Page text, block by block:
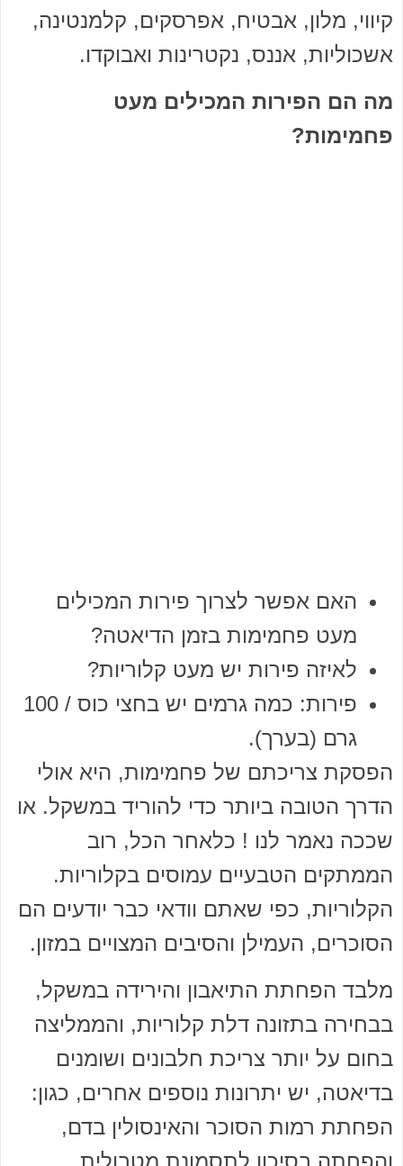
קיווי, מלון, אבטיח, אפרסקים, קלמנטינה,
אשכוליות, אננס, נקטרינות ואבוקדו.
מה הם הפירות המכילים מעט
פחמימות?
האם אפשר לצרוך פירות המכילים
מעט פחמימות בזמן הדיאטה?
לאיזה פירות יש מעט קלוריות?
פירות: כמה גרמים יש בחצי כוס / 100
גרם (בערך).
הפסקת צריכתם של פחמימות, היא אולי
הדרך הטובה ביותר כדי להוריד במשקל. או
שככה נאמר לנו ! כלאחר הכל, רוב
הממתקים הטבעיים עמוסים בקלוריות.
הקלוריות, כפי שאתם וודאי כבר יודעים הם
הסוכרים, העמילן והסיבים המצויים במזון.
מלבד הפחתת התיאבון והירידה במשקל,
בבחירה בתזונה דלת קלוריות, והממליצה
בחום על יותר צריכת חלבונים ושומנים
בדיאטה, יש יתרונות נוספים אחרים, כגון:
הפחתת רמות הסוכר והאינסולין בדם,
והפחתה בסיכון לתסמונת מטבולית.